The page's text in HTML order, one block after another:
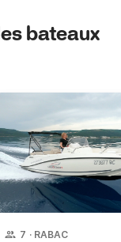
bateaux
7 · RABAC